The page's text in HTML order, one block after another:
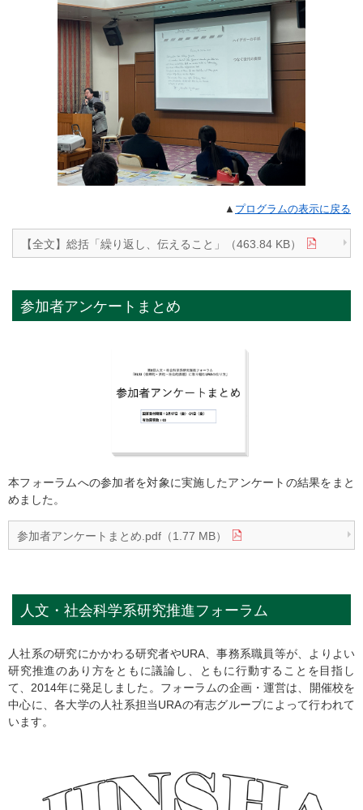
▲ プログラムの表示に戻る
【全文】総括「繰り返し、伝えること」（463.84 KB）
参加者アンケートまとめ
本フォーラムへの参加者を対象に実施したアンケートの結果をまと
めました。
参加者アンケートまとめ.pdf（1.77 MB）
⼈⽂・社会科学系研究推進フォーラム
⼈社系の研究にかかわる研究者やURA、事務系職員等が、よりよい
研究推進のあり⽅をともに議論し、ともに⾏動することを⽬指し
て、2014年に発⾜しました。フォーラムの企画・運営は、開催校を
中⼼に、各⼤学の⼈社系担当URAの有志グループによって⾏われて
います。